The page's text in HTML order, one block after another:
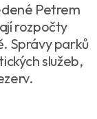
Petrem
rozpočty
Správy parků
služeb,